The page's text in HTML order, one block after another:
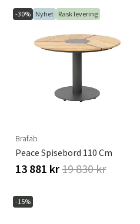
-30% Nyhet Rask levering
Brafab
Peace Spisebord 110 Cm
13 881 kr19 830 kr
-15%